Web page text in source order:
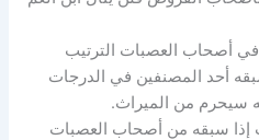
في أصحاب العصبات الترتيب
سبقه أحد المصنفين في الدرجات
سيحرم من الميراث.
إذا سبقه من أصحاب العصبات